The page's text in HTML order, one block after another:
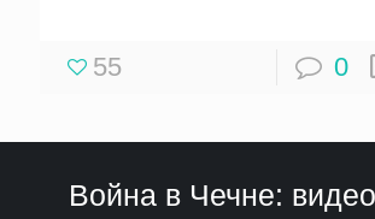
55 0
Война в Чечне: